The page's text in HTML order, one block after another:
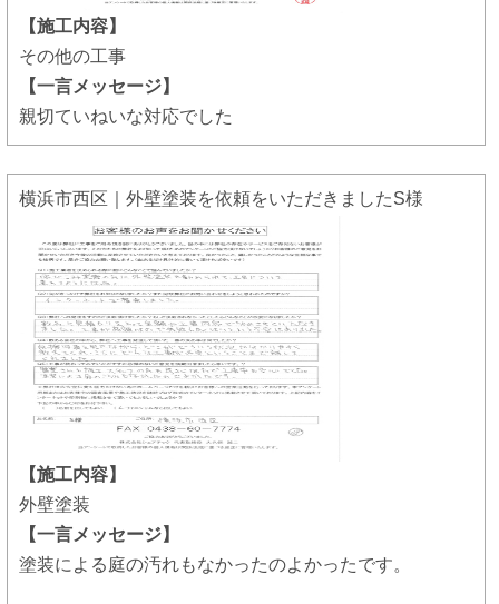
【施工内容】
その他の工事
【一言メッセージ】
親切ていねいな対応でした
横浜市西区｜外壁塗装を依頼をいただきましたS様
【施工内容】
外壁塗装
【一言メッセージ】
塗装による庭の汚れもなかったのよかったです。